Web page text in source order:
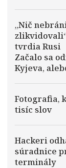
„Nič
tvrdia Rusi
Začalo sa
Kyjeva,
Fotografia,
tisíc slov
Hackeri
súradnice
terminály